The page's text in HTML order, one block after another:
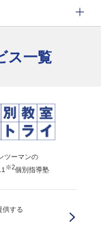
ス一覧
ツーマンの
※2個別指導塾
供する